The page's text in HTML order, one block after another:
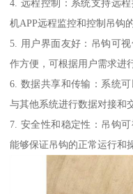
4. 远程控制：系统支持远
机APP远程监控和控制吊钩
5. 用户界面友好：吊钩可
作方便，可根据用户需求进
6. 数据共享和传输：系统
与其他系统进行数据对接和
7. 安全性和稳定性：吊钩
能够保证吊钩的正常运行和